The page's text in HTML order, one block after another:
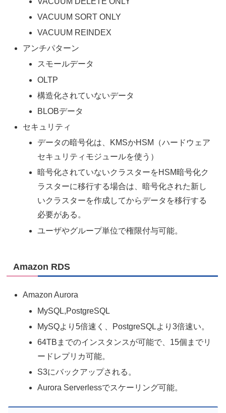
VACUUM SORT ONLY
VACUUM REINDEX
アンチパターン
スモールデータ
OLTP
構造化されていないデータ
BLOBデータ
セキュリティ
データの暗号化は、KMSかHSM（ハードウェア
セキュリティモジュールを使う）
暗号化されていないクラスターをHSM暗号化ク
ラスターに移行する場合は、暗号化された新し
いクラスターを作成してからデータを移行する
必要がある。
ユーザやグループ単位で権限付与可能。
Amazon RDS
Amazon Aurora
MySQL,PostgreSQL
MySQより5倍速く、PostgreSQLより3倍速い。
64TBまでのインスタンスが可能で、15個までリ
ードレプリカ可能。
S3にバックアップされる。
Aurora Serverlessでスケーリング可能。